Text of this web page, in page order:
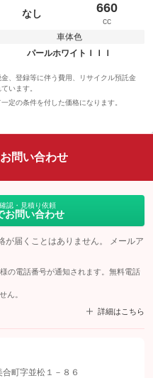
なし 660
cc
車体色
パールホワイトＩＩＩ
、登録等に伴う費用、リサイクル預託金
います。
定の条件を付した価格になります。
問い合わせ
認・見積り依頼
お問い合わせ
が届くことはありません。 メールア
の電話番号が通知されます。無料電話
ん。
詳細はこちら
追加してから「許可する」ボタンを押
町字並松１－８６